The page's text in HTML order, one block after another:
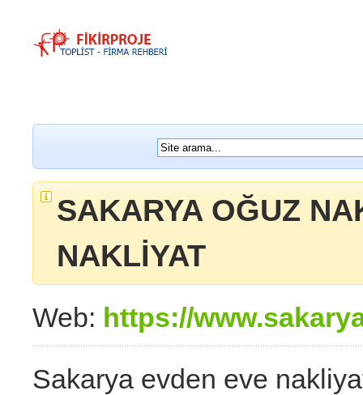
SAKARYA OĞUZ
NAKLİYAT
Web: https://
Sakarya evden eve